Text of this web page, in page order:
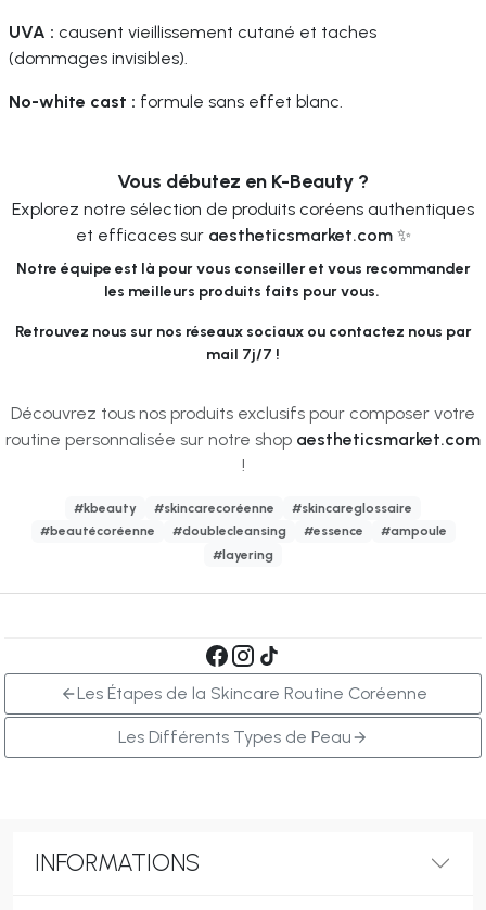
UVA : causent vieillissement cutané et taches
(dommages invisibles).
No-white cast : formule sans effet blanc.
Vous débutez en K-Beauty ?
Explorez notre sélection de produits coréens authentiques
et efficaces sur aestheticsmarket.com✨
Notre équipe est là pour vous conseiller et vous recommander
les meilleurs produits faits pour vous.
Retrouvez nous sur nos réseaux sociaux ou contactez nous par
mail 7j/7 !
Découvrez tous nos produits exclusifs pour composer votre
routine personnalisée sur notre shop aestheticsmarket.com
!
#kbeauty #skincarecoréenne
#skincareglossaire
#beautécoréenne
#doublecleansing #essence
#ampoule
#layering
Les Étapes de la Skincare Routine Coréenne
Les Différents Types de Peau
INFORMATIONS